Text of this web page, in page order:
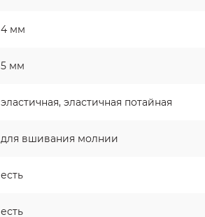
4 мм
5 мм
эластичная, эластичная потайная
для вшивания молнии
есть
есть